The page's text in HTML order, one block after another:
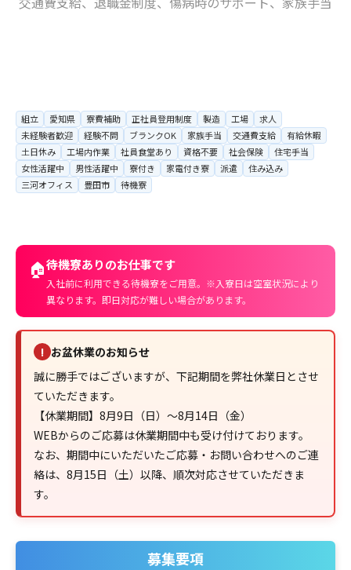
組立 愛知県 寮費補助 正社員登用制度 製造 工場
求人
未経験者歓迎
経験不問 ブランクOK 家族手当 交通費支給
有給休暇
土日休み
工場内作業 社員食堂あり 資格不要 社会保険
住宅手当
女性活躍中
男性活躍中 寮付き 家電付き寮 派遣
住み込み
三河オフィス
豊田市 待機寮
🏠待機寮ありのお仕事です
入社前に利用できる待機寮をご用意。※入寮日は空室状況により
異なります。即日対応が難しい場合があります。
! お盆休業のお知らせ
誠に勝手ではございますが、下記期間を弊社休業日とさせ
ていただきます。
【休業期間】8月9日（日）～8月14日（金）
WEBからのご応募は休業期間中も受け付けております。
なお、期間中にいただいたご応募・お問い合わせへのご連
絡は、8月15日（土）以降、順次対応させていただきま
す。
募集要項